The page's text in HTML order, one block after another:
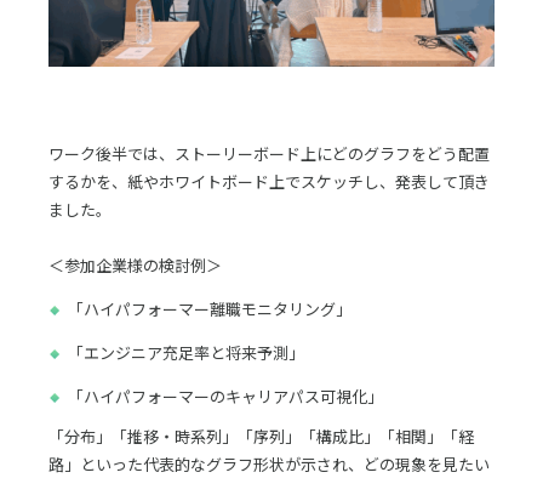
ワーク後半では、ストーリーボード上にどのグラフをどう配置
するかを、紙やホワイトボード上でスケッチし、発表して頂き
ました。
＜参加企業様の検討例＞
「ハイパフォーマー離職モニタリング」
「エンジニア充足率と将来予測」
「ハイパフォーマーのキャリアパス可視化」
「分布」「推移・時系列」「序列」「構成比」「相関」「経
路」といった代表的なグラフ形状が示され、どの現象を見たい